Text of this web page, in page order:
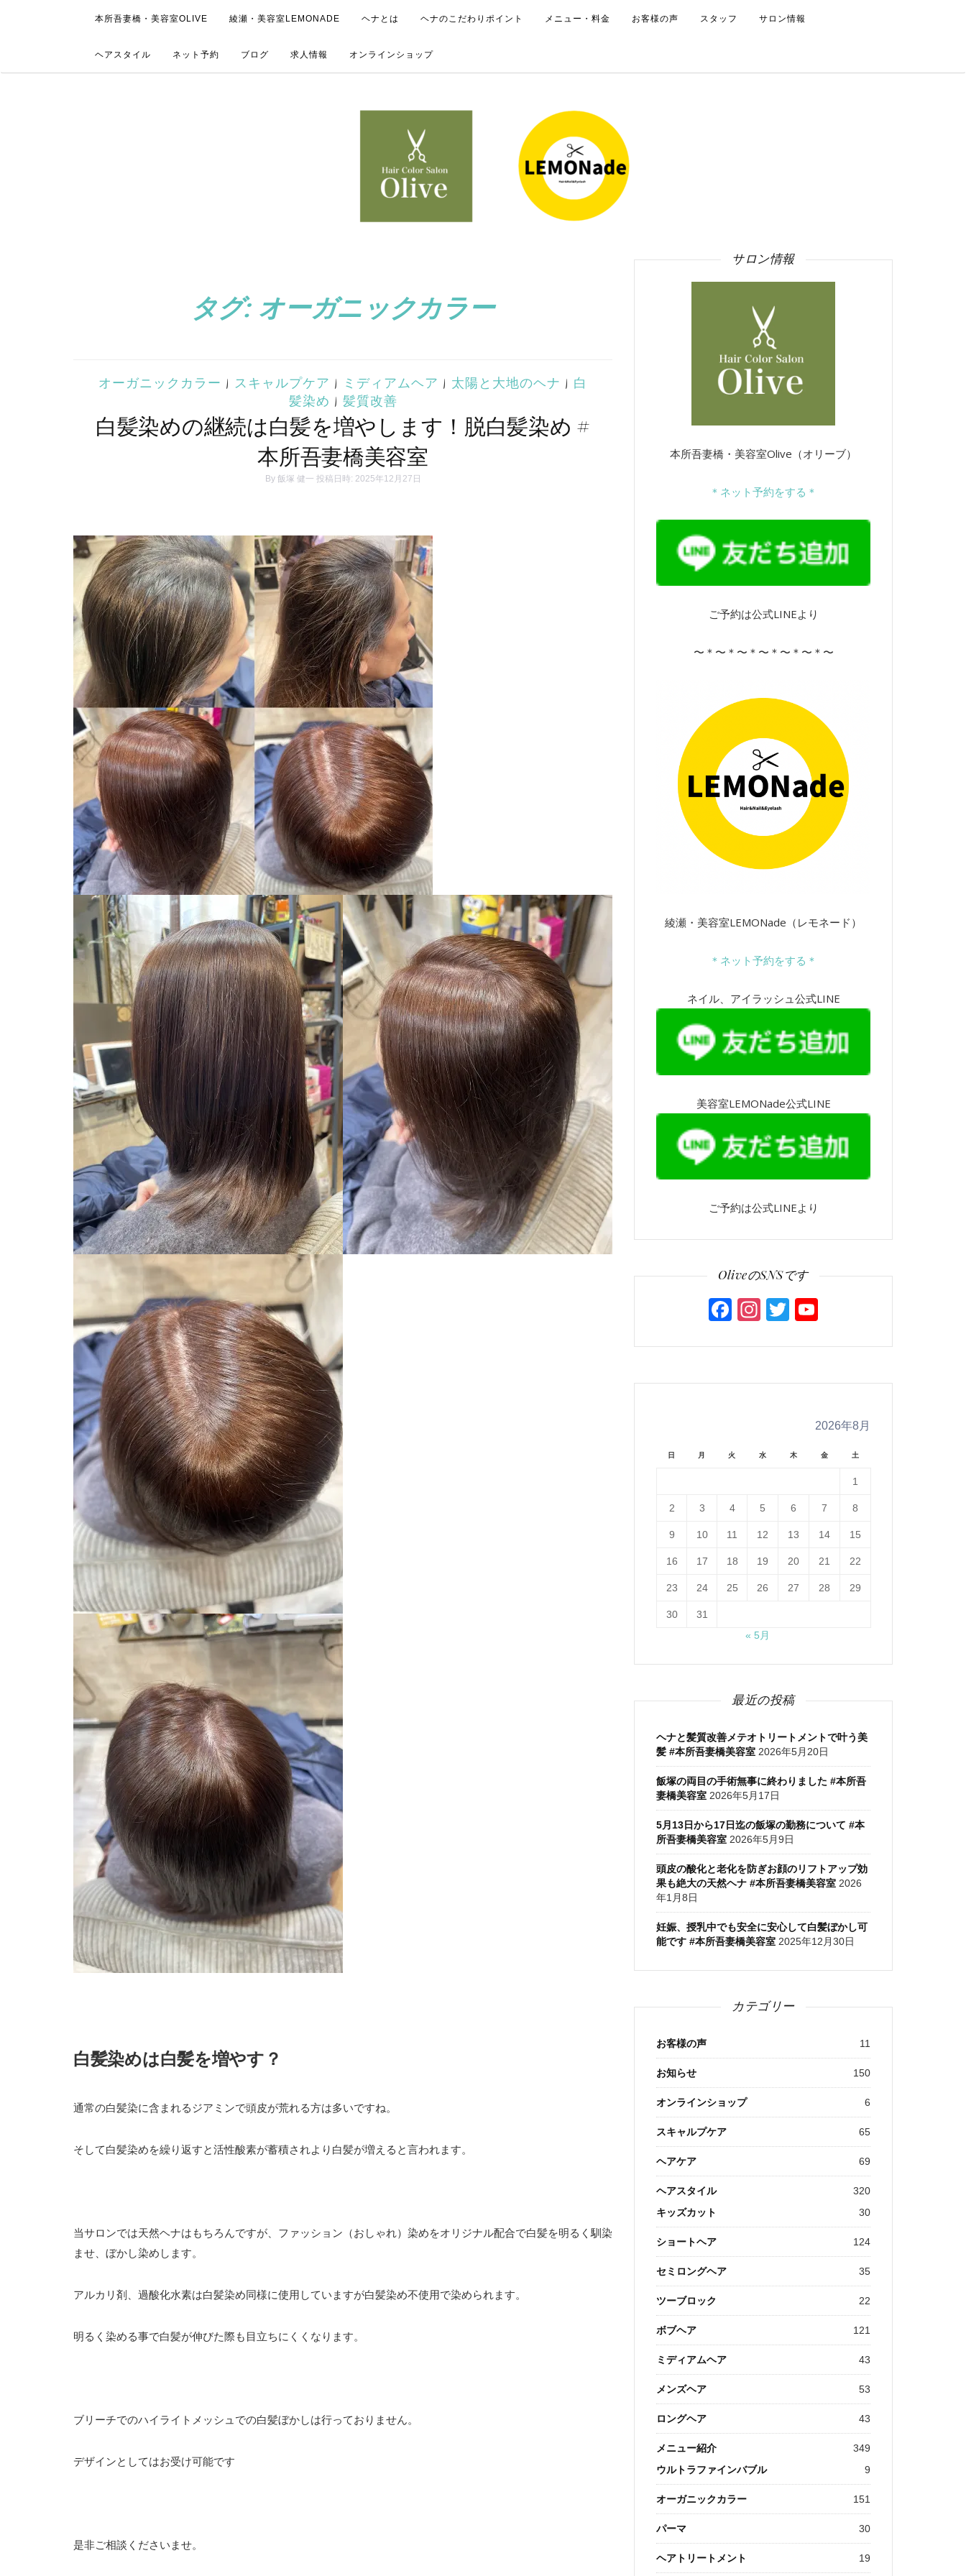
本所吾妻橋・美容室OLIVE 綾瀬・美容室LEMONADE ヘナとは ヘナのこだわりポイント メニュー・料金 お客様の声 スタッフ サロン情報
ヘアスタイル ネット予約 ブログ 求人情報 オンラインショップ
タグ: オーガニックカラー
オーガニックカラー | スキャルプケア | ミディアムヘア | 太陽と大地のヘナ | 白
髪染め | 髪質改善
白髪染めの継続は白髪を増やします！脱白髪染め #
本所吾妻橋美容室
By 飯塚 健一 投稿日時: 2025年12月27日
白髪染めは白髪を増やす？
通常の白髪染に含まれるジアミンで頭皮が荒れる方は多いですね。
そして白髪染めを繰り返すと活性酸素が蓄積されより白髪が増えると言われます。
当サロンでは天然ヘナはもちろんですが、ファッション（おしゃれ）染めをオリジナル配合で白髪を明るく馴染
ませ、ぼかし染めします。
アルカリ剤、過酸化水素は白髪染め同様に使用していますが白髪染め不使用で染められます。
明るく染める事で白髪が伸びた際も目立ちにくくなります。
ブリーチでのハイライトメッシュでの白髪ぼかしは行っておりません。
デザインとしてはお受け可能です
是非ご相談くださいませ。
サロン情報
本所吾妻橋・美容室Olive（オリーブ）
＊ネット予約をする＊
ご予約は公式LINEより
〜＊〜＊〜＊〜＊〜＊〜＊〜
綾瀬・美容室LEMONade（レモネード）
＊ネット予約をする＊
ネイル、アイラッシュ公式LINE
美容室LEMONade公式LINE
ご予約は公式LINEより
OliveのSNSです
Facebook
Instagram
Twitter
2026年8月
日 月 火 水 木 金 土
1
2 3 4 5 6 7 8
9 10 11 12 13 14 15
16 17 18 19 20 21 22
23 24 25 26 27 28 29
30
31
« 5月
最近の投稿
ヘナと髪質改善メテオトリートメントで叶う美
髪 #本所吾妻橋美容室 2026年5月20日
飯塚の両目の手術無事に終わりました #本所吾
妻橋美容室 2026年5月17日
5月13日から17日迄の飯塚の勤務について #本
所吾妻橋美容室 2026年5月9日
頭皮の酸化と老化を防ぎお顔のリフトアップ効
果も絶大の天然ヘナ #本所吾妻橋美容室 2026
年1月8日
妊娠、授乳中でも安全に安心して白髪ぼかし可
能です #本所吾妻橋美容室 2025年12月30日
カテゴリー
お客様の声 11
お知らせ 150
オンラインショップ 6
スキャルプケア 65
ヘアケア 69
ヘアスタイル
320
キッズカット
30
ショートヘア 124
セミロングヘア 35
ツーブロック 22
ボブヘア 121
ミディアムヘア 43
メンズヘア 53
ロングヘア 43
メニュー紹介
349
ウルトラファインバブル
9
オーガニックカラー 151
パーマ 30
ヘアトリートメント 19